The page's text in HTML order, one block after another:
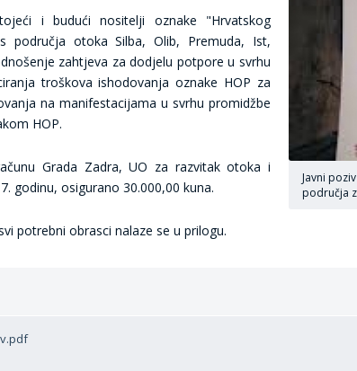
Javni
područja
i budući nositelji oznake "Hrvatskog
područja otoka Silba, Olib, Premuda, Ist,
zahtjeva za dodjelu potpore u svrhu
troškova ishodovanja oznake HOP za
na manifestacijama u svrhu promidžbe
HOP.
Grada Zadra, UO za razvitak otoka i
godinu, osigurano 30.000,00 kuna.
potrebni obrasci nalaze se u prilogu.